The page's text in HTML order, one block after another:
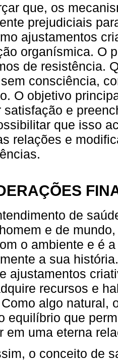
que, os
prejudiciais
ajustamentos
organísmica. O
de resistência.
consciência,
O objetivo
satisfação e
que isso
relações e
de
e de
o ambiente e é
a sua
ajustamentos
recursos e
algo natural,
equilíbrio que
em uma eterna
o conceito de